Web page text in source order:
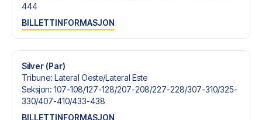
444
BILLETTINFORMASJON
Silver (Par)
Tribune: Lateral Oeste/​Lateral Este
Seksjon: 107-108/​127-128/​207-208/​227-228/​307-310/​325-
330/​407-410/​433-438
BILLETTINFORMASJON